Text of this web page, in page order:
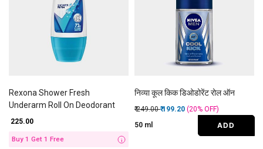
Rexona Shower Fresh
Underarm Roll On Deodorant
₹ 225.00
Buy 1 Get 1 Free i
निव्या कूल किक डिओडोरेंट रोल ऑन
Price reduced from
₹ 249.00to
₹ 199.20 (20% OFF)
50 ml
ADD